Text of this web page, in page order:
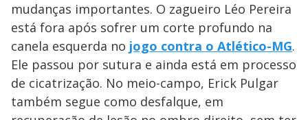
mudanças importantes. O zagueiro Léo Pereira
está fora após sofrer um corte profundo na
canela esquerda no jogo contra o Atlético-MG.
Ele passou por sutura e ainda está em processo
de cicatrização. No meio-campo, Erick Pulgar
também segue como desfalque, em